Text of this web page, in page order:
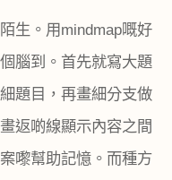
生。用 mindmap嘅好
腦到。首先就寫大題
題目，再畫細分支做
返啲線顯示內容之間
嚟幫助記憶。而種方